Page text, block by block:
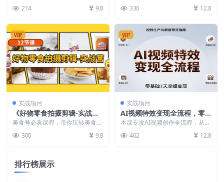
成绩! 适合电...
214 9.8
更新的内部录...
330 12.8
VIP
实战项目
《好物零食拍摄剪辑-实战
营》拍摄+剪辑+软件使用全
流程（12节课）
美食号必看课程，带你玩转美食号
食视频！ 课程目录...
300 9.8
VIP
实战项目
AI视频特效变现全流程，零
基础7天掌握视频生产到橱窗
带货变现
本课专攻AI视频创作全流程：从即
存素材，到爆款制...
462 12.8
排行榜展示